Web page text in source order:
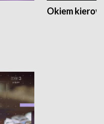
Okiem